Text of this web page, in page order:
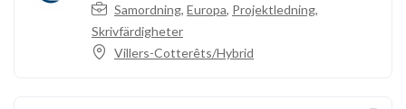
Samordning, Europa, Projektledning,
Skrivfärdigheter
Villers-Cotterêts/Hybrid